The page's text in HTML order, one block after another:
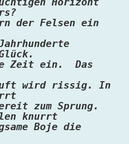
der Felsen ein
Zeit ein. Das
wird rissig. In
zum Sprung.
knurrt
Boje die